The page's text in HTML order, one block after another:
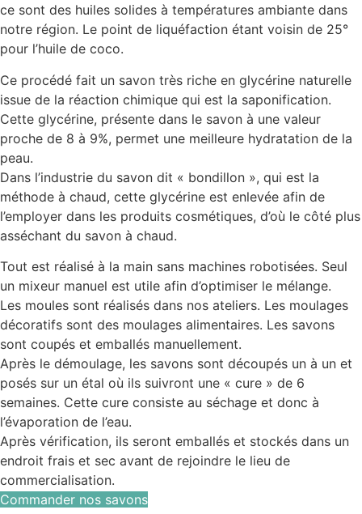
ce sont des huiles solides à températures ambiante dans
notre région. Le point de liquéfaction étant voisin de 25°
pour l’huile de coco.
Ce procédé fait un savon très riche en glycérine naturelle
issue de la réaction chimique qui est la saponification.
Cette glycérine, présente dans le savon à une valeur
proche de 8 à 9%, permet une meilleure hydratation de la
peau.
Dans l’industrie du savon dit « bondillon », qui est la
méthode à chaud, cette glycérine est enlevée afin de
l’employer dans les produits cosmétiques, d’où le côté plus
asséchant du savon à chaud.
Tout est réalisé à la main sans machines robotisées. Seul
un mixeur manuel est utile afin d’optimiser le mélange.
Les moules sont réalisés dans nos ateliers. Les moulages
décoratifs sont des moulages alimentaires. Les savons
sont coupés et emballés manuellement.
Après le démoulage, les savons sont découpés un à un et
posés sur un étal où ils suivront une « cure » de 6
semaines. Cette cure consiste au séchage et donc à
l’évaporation de l’eau.
Après vérification, ils seront emballés et stockés dans un
endroit frais et sec avant de rejoindre le lieu de
commercialisation.
Commander nos savons